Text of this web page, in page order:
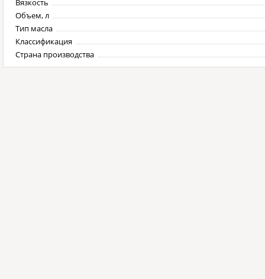
Вязкость
Объем, л
Тип масла
Классификация
Страна производства